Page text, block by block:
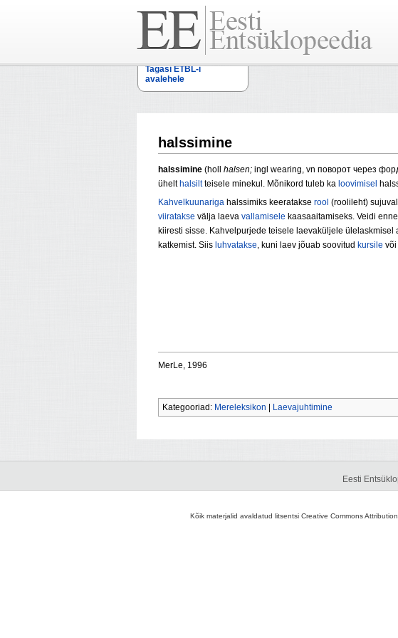
Tagasi ETBL-i
avalehele
halssimine
halssimine (holl halsen; ingl wearing, vn поворот через
ühelt halsiltteisele minekul. Mõnikord tuleb ka loovimisel
Kahvelkuunariga halssimiks keeratakse rool (roolileht)
viiratakse välja laeva vallamisele kaasaaitamiseks. Veidi
kiiresti sisse. Kahvelpurjede teisele laevaküljele ülelaskmisel
katkemist. Siis luhvatakse, kuni laev jõuab soovitud kursile või
MerLe, 1996
Kategooriad: Mereleksikon Laevajuhtimine
Eesti
Kõik materjalid avaldatud litsentsi Creative Commons